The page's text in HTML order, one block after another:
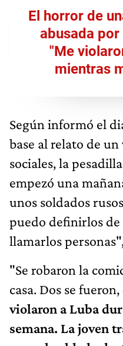
El horror de
abusada
"Me
mientras
Según informó el
base al relato de
sociales, la
empezó una
unos soldados
puedo definirlos
llamarlos
"Se robaron la
casa. Dos se fueron,
violaron a Luba
semana. La joven